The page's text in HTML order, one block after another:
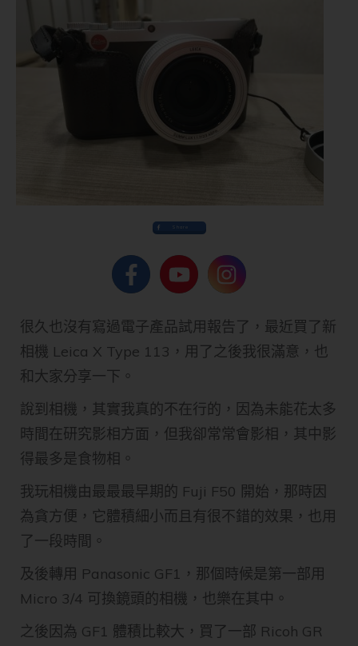
Share
很久也沒有寫過電子產品試用報告了，最近買了新
相機 Leica X Type 113，用了之後我很滿意，也
和大家分享一下。
說到相機，其實我真的不在行的，因為未能花太多
時間在研究影相方面，但我卻常常會影相，其中影
得最多是食物相。
我玩相機由最最最早期的 Fuji F50 開始，那時因
為貪方便，它體積細小而且有很不錯的效果，也用
了一段時間。
及後轉用 Panasonic GF1，那個時候是第一部用
Micro 3/4 可換鏡頭的相機，也樂在其中。
之後因為 GF1 體積比較大，買了一部 Ricoh GR